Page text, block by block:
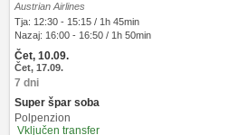
Austrian Airlines
Tja: 12:30 - 15:15 / 1h 45min
Nazaj: 16:00 - 16:50 / 1h 50min
Čet, 10.09.
Čet, 17.09.
7 dni
Super špar soba
Polpenzion
Vključen transfer